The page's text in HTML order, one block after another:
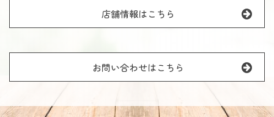
店舗情報はこちら
お問い合わせはこちら